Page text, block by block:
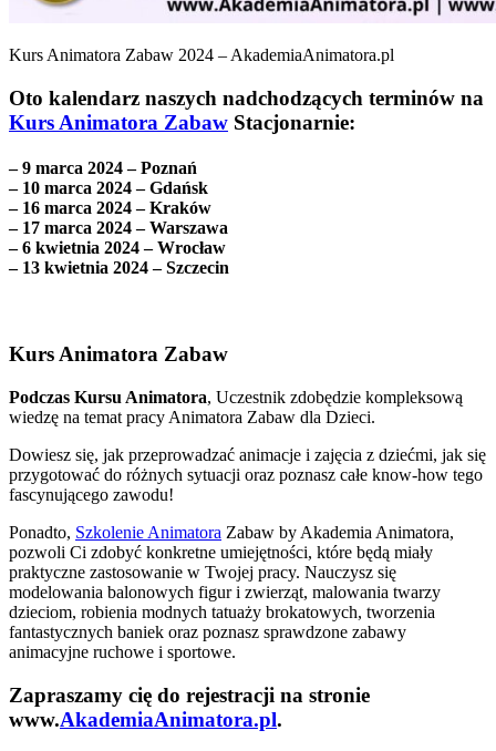
Kurs Animatora Zabaw 2024 – AkademiaAnimatora.pl
Oto kalendarz naszych nadchodzących terminów na
Kurs Animatora Zabaw Stacjonarnie:
– 9 marca 2024 – Poznań
– 10 marca 2024 – Gdańsk
– 16 marca 2024 – Kraków
– 17 marca 2024 – Warszawa
– 6 kwietnia 2024 – Wrocław
– 13 kwietnia 2024 – Szczecin
Kurs Animatora Zabaw
Podczas Kursu Animatora, Uczestnik zdobędzie kompleksową
wiedzę na temat pracy Animatora Zabaw dla Dzieci.
Dowiesz się, jak przeprowadzać animacje i zajęcia z dziećmi, jak się
przygotować do różnych sytuacji oraz poznasz całe know-how tego
fascynującego zawodu!
Ponadto, Szkolenie Animatora Zabaw by Akademia Animatora,
pozwoli Ci zdobyć konkretne umiejętności, które będą miały
praktyczne zastosowanie w Twojej pracy. Nauczysz się
modelowania balonowych figur i zwierząt, malowania twarzy
dzieciom, robienia modnych tatuaży brokatowych, tworzenia
fantastycznych baniek oraz poznasz sprawdzone zabawy
animacyjne ruchowe i sportowe.
Zapraszamy cię do rejestracji na stronie
www.AkademiaAnimatora.pl.